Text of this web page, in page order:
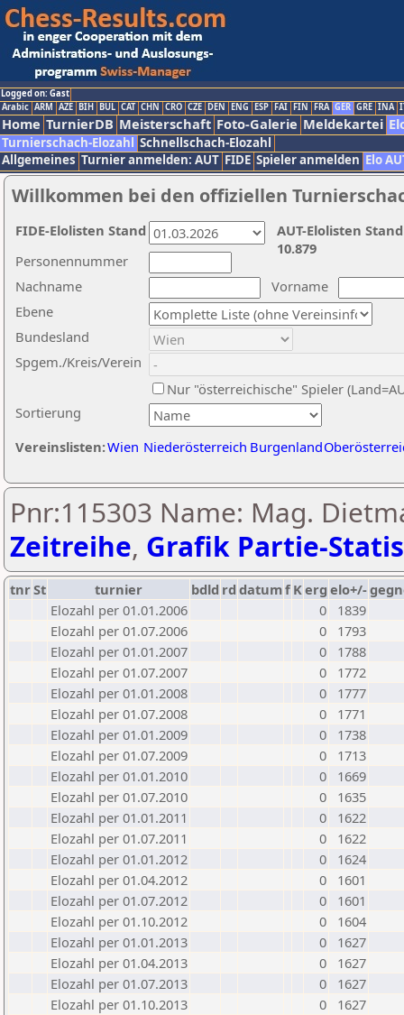
Logged on: Gast
Arabic ARM AZE BIH BUL CAT CHN CRO CZE DEN ENG ESP FAI FIN FRA GER GRE INA
Home TurnierDB Meisterschaft Foto-Galerie Meldekartei
Turnierschach-Elozahl Schnellschach-Elozahl
Allgemeines Turnier anmelden: AUT FIDE Spieler anmelden Elo
Willkommen bei den offiziellen
Nachname
Vorname
Ebene
Sortierung
Personennummer
Bundesland
Spgem./Kreis/Verein
Nur "österreichische" Spieler
Vereinslisten:Wien Niederösterreich Burgenland
AUT-Elolisten
10.879
FIDE-Elolisten Stand
Pnr:115303 Name: Mag.
Zeitreihe, Grafik Partie-
tnrSt turnier bdld rd datumf Kerg elo+/-
Elozahl per 01.01.2006
0
1839
Elozahl per 01.07.2006
0
1793
Elozahl per 01.01.2007
0
1788
Elozahl per 01.07.2007
0
1772
Elozahl per 01.01.2008
0
1777
Elozahl per 01.07.2008
0
1771
Elozahl per 01.01.2009
0
1738
Elozahl per 01.07.2009
0
1713
Elozahl per 01.01.2010
0
1669
Elozahl per 01.07.2010
0
1635
Elozahl per 01.01.2011
0
1622
Elozahl per 01.07.2011
0
1622
Elozahl per 01.01.2012
0
1624
Elozahl per 01.04.2012
0
1601
Elozahl per 01.07.2012
0
1601
Elozahl per 01.10.2012
0
1604
Elozahl per 01.01.2013
0
1627
Elozahl per 01.04.2013
0
1627
Elozahl per 01.07.2013
0
1627
Elozahl per 01.10.2013
0
1627